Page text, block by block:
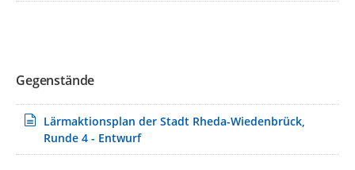
bestimmten Ort abgeben. Die Stadt Rheda-Wiedenbrück
von der Lärmkartierung
B 64, B 61, B 55, L 568 und L 791erfasst.
Die Beteiligung erfolgt in in der Regel in zwei Phasen. In der
Gegenstände
Lärmaktionsplan der Stadt Rheda-Wiedenbrück,
Runde 4 - Entwurf